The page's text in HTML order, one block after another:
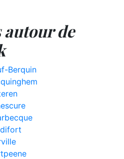
de
Berquin